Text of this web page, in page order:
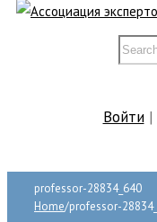
Войти|
professor-28834_640
Home/professor-